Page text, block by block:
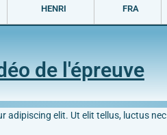
HENRI FRA
de l'épreuve
adipiscing elit. Ut elit tellus, luctus